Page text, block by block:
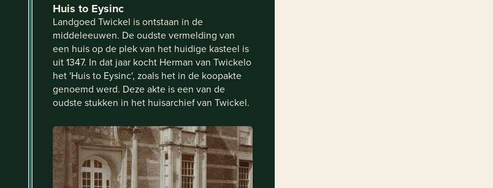
Huis to Eysinc
Landgoed Twickel is ontstaan in de
middeleeuwen. De oudste vermelding van
een huis op de plek van het huidige kasteel is
uit 1347. In dat jaar kocht Herman van Twickelo
het 'Huis to Eysinc', zoals het in de koopakte
genoemd werd. Deze akte is een van de
oudste stukken in het huisarchief van Twickel.